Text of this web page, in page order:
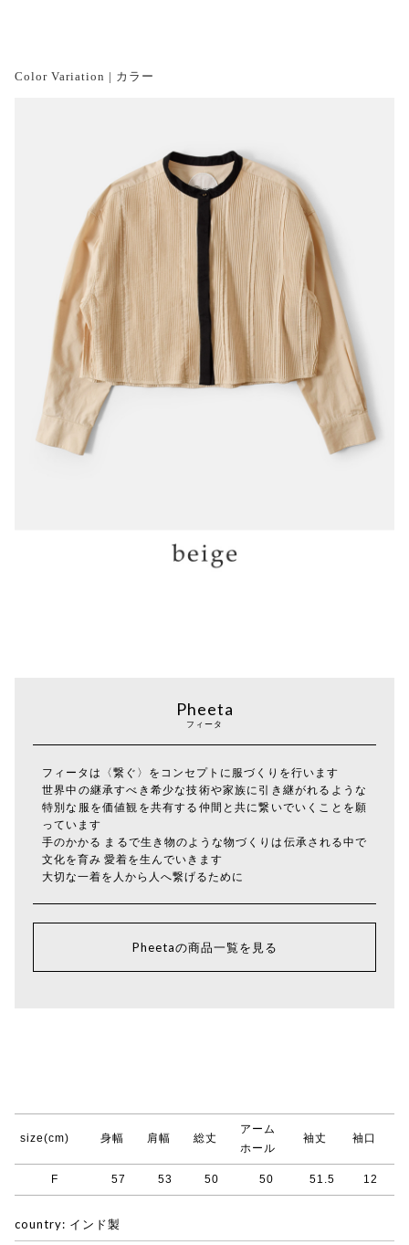
Color Variation | カラー
Pheeta
フィータ
フィータは〈繋ぐ〉をコンセプトに服づくりを行います
世界中の継承すべき希少な技術や家族に引き継がれるような
特別な服を価値観を共有する仲間と共に繋いでいくことを願
っています
手のかかる まるで生き物のような物づくりは伝承される中で
文化を育み 愛着を生んでいきます
大切な一着を人から人へ繋げるために
Pheetaの商品一覧を見る
size(cm) 身幅 肩幅 総丈
アーム
ホール
袖丈 袖口
F 57 53 50 50 51.5 12
country: インド製